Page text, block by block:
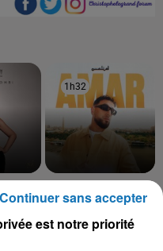
1h32
1h32
Amar
est notre priorité
Continuer sans accepter